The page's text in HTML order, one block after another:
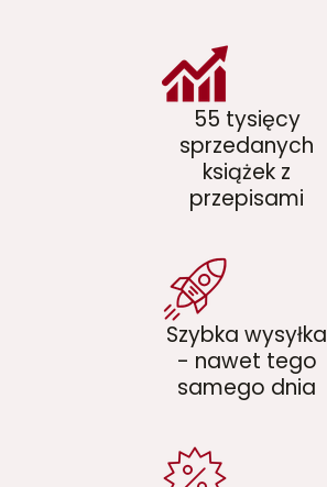
55 tysięcy
sprzedanych
książek z
przepisami
Szybka wysyłka
- nawet tego
samego dnia